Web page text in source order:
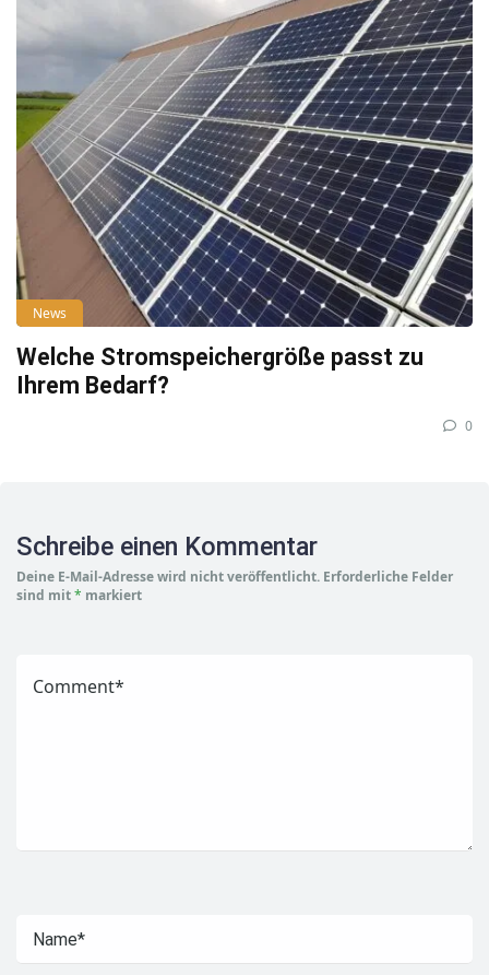
News
Welche Stromspeichergröße passt zu
Ihrem Bedarf?
0
Schreibe einen Kommentar
Deine E-Mail-Adresse wird nicht veröffentlicht. Erforderliche Felder
sind mit* markiert